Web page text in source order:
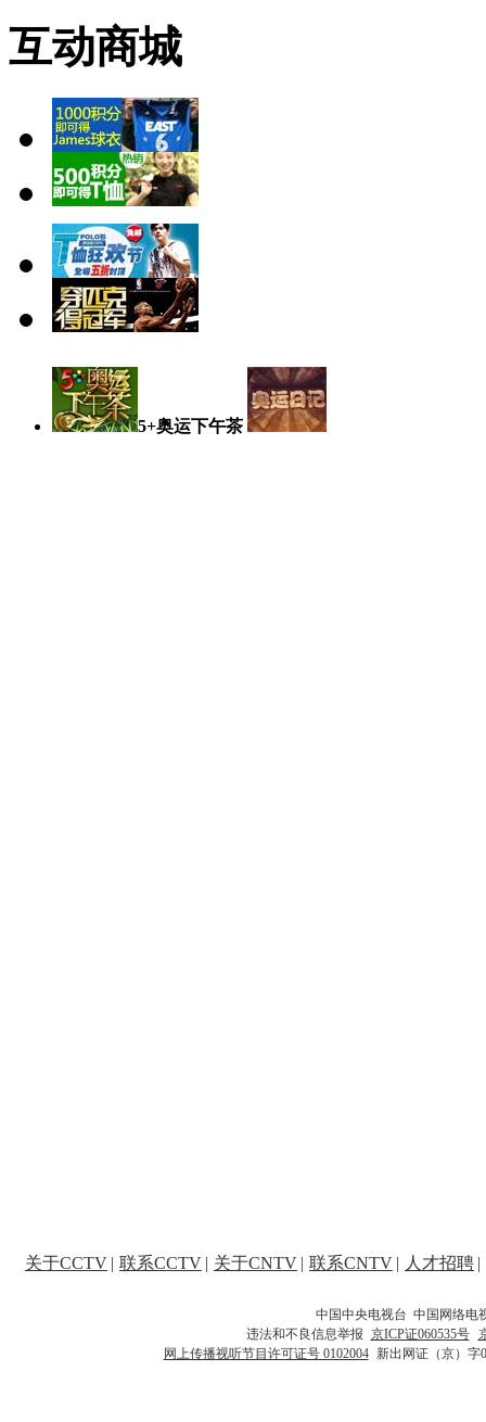
互动商城
5+奥运下午茶
关于CCTV | 联系CCTV | 关于CNTV | 联系CNTV | 人才招聘 |
中国中央电视台 中国网络电
违法和不良信息举报 京ICP证060535号
网上传播视听节目许可证号 0102004 新出网证（京）